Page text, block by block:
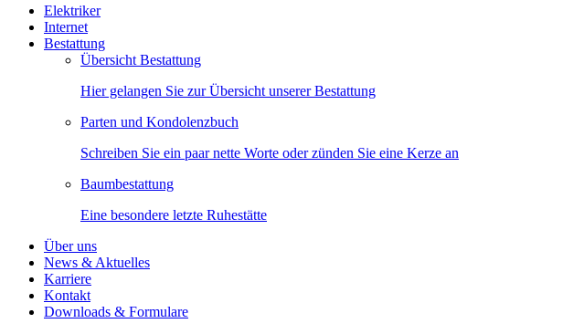
Elektriker
Internet
Bestattung
Übersicht Bestattung
Hier gelangen Sie zur Übersicht unserer Bestattung
Parten und Kondolenzbuch
Schreiben Sie ein paar nette Worte oder zünden Sie eine Kerze an
Baumbestattung
Eine besondere letzte Ruhestätte
Über uns
News & Aktuelles
Karriere
Kontakt
Downloads & Formulare